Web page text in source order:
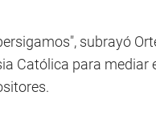
subrayó
Católica para mediar